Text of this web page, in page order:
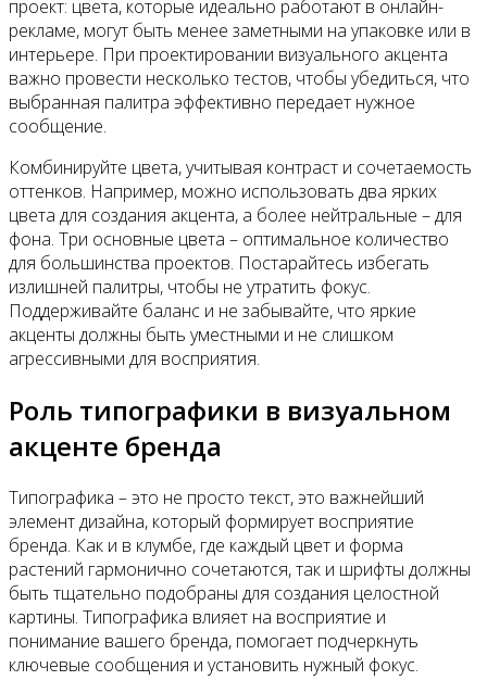
проект: цвета, которые идеально работают в онлайн-
рекламе, могут быть менее заметными на упаковке или в
интерьере. При проектировании визуального акцента
важно провести несколько тестов, чтобы убедиться, что
выбранная палитра эффективно передает нужное
сообщение.
Комбинируйте цвета, учитывая контраст и сочетаемость
оттенков. Например, можно использовать два ярких
цвета для создания акцента, а более нейтральные – для
фона. Три основные цвета – оптимальное количество
для большинства проектов. Постарайтесь избегать
излишней палитры, чтобы не утратить фокус.
Поддерживайте баланс и не забывайте, что яркие
акценты должны быть уместными и не слишком
агрессивными для восприятия.
Роль типографики в визуальном
акценте бренда
Типографика – это не просто текст, это важнейший
элемент дизайна, который формирует восприятие
бренда. Как и в клумбе, где каждый цвет и форма
растений гармонично сочетаются, так и шрифты должны
быть тщательно подобраны для создания целостной
картины. Типографика влияет на восприятие и
понимание вашего бренда, помогает подчеркнуть
ключевые сообщения и установить нужный фокус.